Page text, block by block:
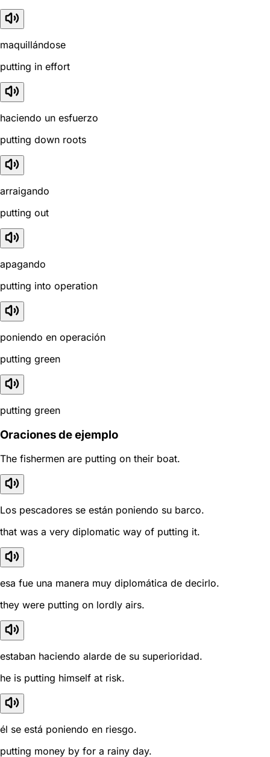
maquillándose
putting in effort
haciendo un esfuerzo
putting down roots
arraigando
putting out
apagando
putting into operation
poniendo en operación
putting green
putting green
Oraciones de ejemplo
The fishermen are putting on their boat.
Los pescadores se están poniendo su barco.
that was a very diplomatic way of putting it.
esa fue una manera muy diplomática de decirlo.
they were putting on lordly airs.
estaban haciendo alarde de su superioridad.
he is putting himself at risk.
él se está poniendo en riesgo.
putting money by for a rainy day.